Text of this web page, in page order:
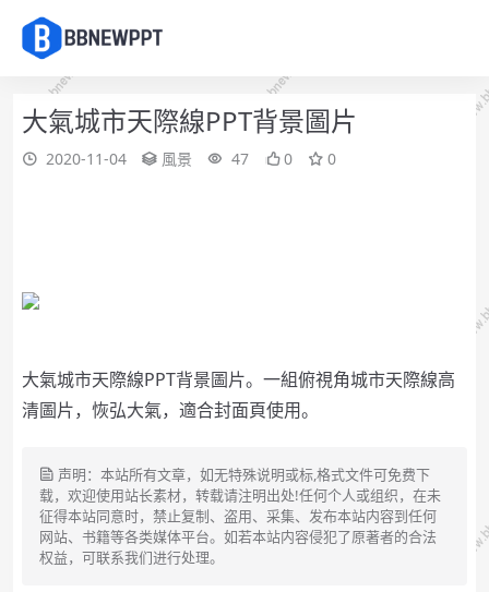
大氣城市天際線PPT背景圖片
2020-11-04 風景 47 0 0
大氣城市天際線PPT背景圖片。一組俯視角城市天際線高
清圖片，恢弘大氣，適合封面頁使用。
声明：本站所有文章，如无特殊说明或标,格式文件可免费下
载，欢迎使用站长素材，转载请注明出处!任何个人或组织，在未
征得本站同意时，禁止复制、盗用、采集、发布本站内容到任何
网站、书籍等各类媒体平台。如若本站内容侵犯了原著者的合法
权益，可联系我们进行处理。